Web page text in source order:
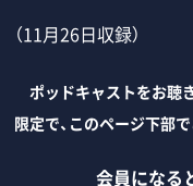
（11月26日収録）
ポッドキャストをお聴
限定で、このページ下部
会員になる